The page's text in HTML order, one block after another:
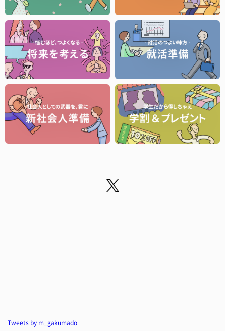
Tweets by m_gakumado